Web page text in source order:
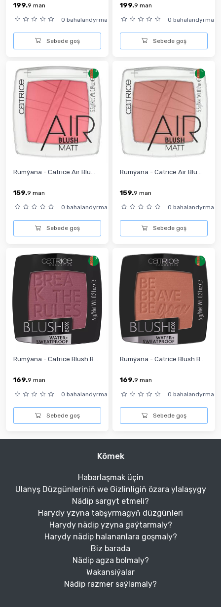
199.9 man
0 bahalandyrma
Sebede goş
199.9 man
0 bahalandyrma
Sebede goş
Rumýana - Catrice Air Blu...
159.9 man
0 bahalandyrma
Sebede goş
Rumýana - Catrice Air Blu...
159.9 man
0 bahalandyrma
Sebede goş
Rumýana - Catrice Blush B...
169.9 man
0 bahalandyrma
Sebede goş
Rumýana - Catrice Blush B...
169.9 man
0 bahalandyrma
Sebede goş
Kömek
Habarlaşmak üçin
Ulanyş Düzgünleriniň we Gizlinligiň özara ylalaşygy
Nädip sargyt etmeli?
Harydy yzyna tabşyrmagyň düzgünleri
Harydy nädip yzyna gaýtarmaly?
Harydy nädip halananlara goşmaly?
Biz barada
Nädip agza bolmaly?
Wakansiýalar
Nädip razmer saýlamaly?